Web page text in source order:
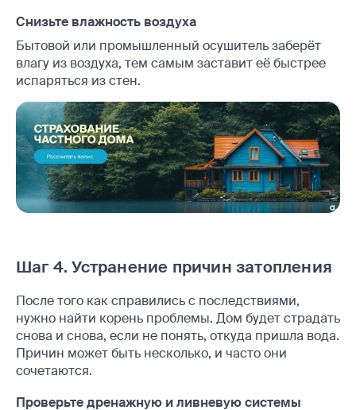
Снизьте влажность воздуха
Бытовой или промышленный осушитель заберёт
влагу из воздуха, тем самым заставит её быстрее
испаряться из стен.
Шаг 4. Устранение причин затопления
После того как справились с последствиями,
нужно найти корень проблемы. Дом будет страдать
снова и снова, если не понять, откуда пришла вода.
Причин может быть несколько, и часто они
сочетаются.
Проверьте дренажную и ливневую системы